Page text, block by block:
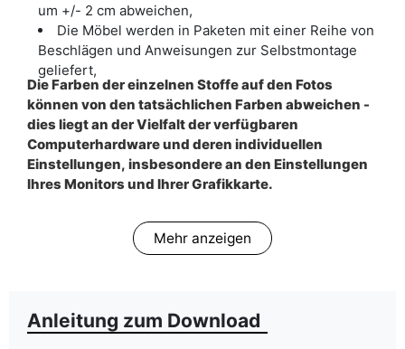
um +/- 2 cm abweichen,
Die Möbel werden in Paketen mit einer Reihe von
Beschlägen und Anweisungen zur Selbstmontage
geliefert,
Die Farben der einzelnen Stoffe auf den Fotos
können von den tatsächlichen Farben abweichen -
dies liegt an der Vielfalt der verfügbaren
Computerhardware und deren individuellen
Einstellungen, insbesondere an den Einstellungen
Ihres Monitors und Ihrer Grafikkarte.
Mehr anzeigen
Anleitung zum Download